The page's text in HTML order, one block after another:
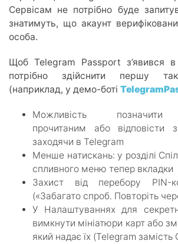
Сервісам не потрібно буде
знатимуть, що акаунт
особа.
Щоб Telegram Passport з’явився в
потрібно здійснити першу
(наприклад, у демо-боті
Можливість позначити
прочитаним або відповісти
заходячи в Telegram
Менше натискань: у розділі
спливного меню тепер вкладки
Захист від перебору PIN-
(«Забагато спроб. Повторіть
У Налаштуваннях для
вимкнути мініатюри карт або
який надає їх (Telegram замість